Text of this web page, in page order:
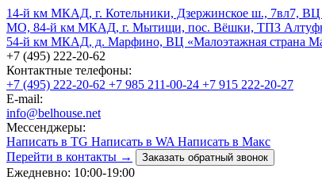
14-й км МКАД, г. Котельники, Дзержинское ш., 7вл7, ВЦ
МО, 84-й км МКАД, г. Мытищи, пос. Вёшки, ТПЗ
54-й км МКАД, д. Марфино, ВЦ «Малоэтажная страна
+7 (495) 222-20-62
Контактные телефоны:
+7 (495) 222-20-62 +7 985 211-00-24 +7 915 222-20-27
E-mail:
info@belhouse.net
Мессенджеры:
Написать в TG Написать в WA Написать в Макс
Перейти в контакты →
Заказать обратный звонок
Ежедневно: 10:00-19:00